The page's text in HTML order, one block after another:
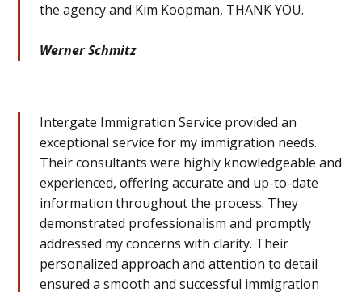
the agency and Kim Koopman, THANK YOU.
Werner Schmitz
Intergate Immigration Service provided an
exceptional service for my immigration needs.
Their consultants were highly knowledgeable and
experienced, offering accurate and up-to-date
information throughout the process. They
demonstrated professionalism and promptly
addressed my concerns with clarity. Their
personalized approach and attention to detail
ensured a smooth and successful immigration